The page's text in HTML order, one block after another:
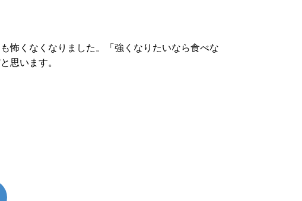
怖くなくなりました。「強くなりたいなら食べな
思います。